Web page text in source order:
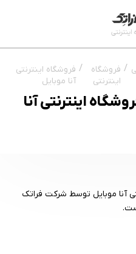
فروشگاه
اینترنتی
فروشگاه اینترنتی
آنا موبایل
اینترنتی آنا
آنا موبایل توسط شرکت فراتک